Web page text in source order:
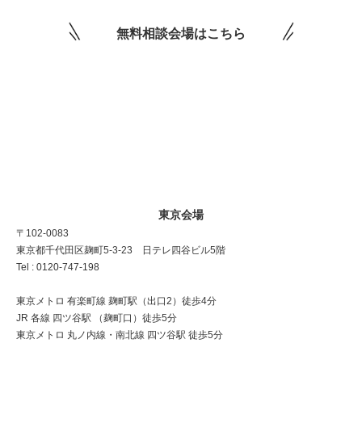
無料相談会場はこちら
東京会場
〒102-0083
東京都千代田区麹町5-3-23 日テレ四谷ビル5階
Tel : 0120-747-198
東京メトロ 有楽町線 麹町駅（出口2）徒歩4分
JR 各線 四ツ谷駅 （麹町口）徒歩5分
東京メトロ 丸ノ内線・南北線 四ツ谷駅 徒歩5分